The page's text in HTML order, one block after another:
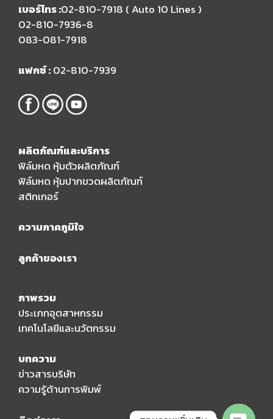
เบอร์โทร :02-810-7918 ( Auto 10 Lines )​
02-810-7936-8
083-081-7918
แฟกซ์ :02-810-7939
ผลิตภัณฑ์และบริการ
ฟิล์มหด หุ้มตัวผลิตภัณฑ์
ฟิล์มหด หุ้มปากขวดผลิตภัณฑ์
สติกเกอร์
ความภาคภูมิใจ
ลูกค้าของเรา
ภาพรวม
ประเภทอุตสาหกรรม
เทคโนโลยีและนวัตกรรม
บทความ
ข่าวสารบริษัท
ความรู้ด้านการพิมพ์